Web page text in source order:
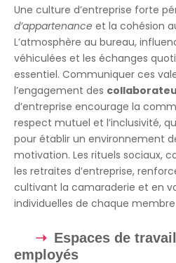
Une culture d’entreprise forte
d’appartenance et la cohésion
L’atmosphère au bureau,
véhiculées et les échanges
essentiel. Communiquer ces
l’engagement des
d’entreprise encourage la
respect mutuel et l’inclusivité,
pour établir un environnement
motivation. Les rituels sociaux,
les retraites d’entreprise,
cultivant la camaraderie et en
individuelles de chaque membre
Espaces de
employés